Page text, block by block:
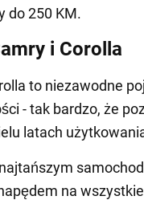
do 250 KM.
i Corolla
to niezawodne
- tak bardzo, że
latach
na